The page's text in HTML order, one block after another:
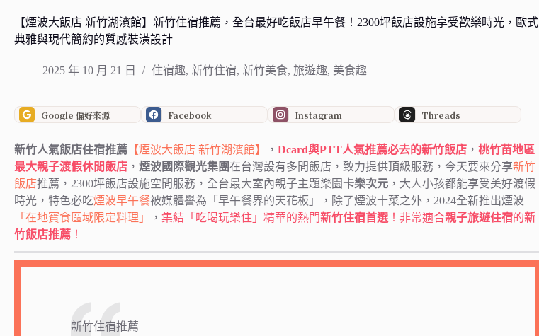
【煙波大飯店 新竹湖濱館】新竹住宿推薦，全台最好吃飯店早午餐！2300坪飯店設施享受歡樂時光，歐式
典雅與現代簡約的質感裝潢設計
2025 年 10 月 21 日 住宿趣, 新竹住宿, 新竹美食, 旅遊趣, 美食趣
Google 偏好來源 Facebook Instagram Threads
新竹人氣飯店住宿推薦 【煙波大飯店 新竹湖濱館】 ， Dcard與PTT人氣推薦必去的新竹飯店 ， 桃竹苗地區
最大親子渡假休閒飯店 ， 煙波國際觀光集團在台灣設有多間飯店，致力提供頂級服務，今天要來分享新竹
飯店推薦，2300坪飯店設施空間服務，全台最大室內親子主題樂園卡樂次元 ，大人小孩都能享受美好渡假
時光，特色必吃煙波早午餐被媒體譽為「早午餐界的天花板」，除了煙波十菜之外，2024全新推出煙波
「在地寶食區域限定料理」
， 集結「吃喝玩樂住」精華的熱門新竹住宿首選 ！非常適合親子旅遊住宿的新
竹飯店推薦 ！
新竹住宿推薦